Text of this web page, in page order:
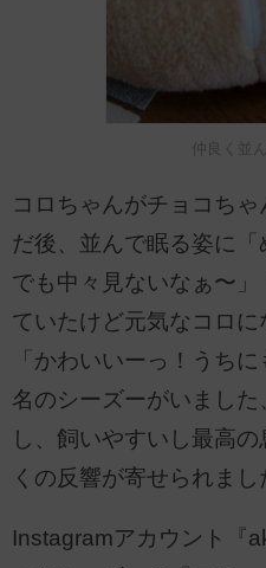
仲良く並
コロちゃんがチョコち
だ後、並んで眠る姿に
でも中々見ないなぁ〜
ていたけど元気なコロに
「かわいいーっ！うち
名のシーズーがいまし
し、飼いやすいし最高
くの反響が寄せられまし
Instagramアカウント『